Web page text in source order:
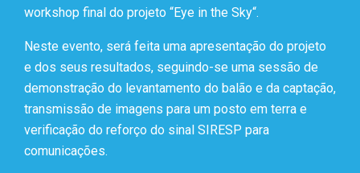
workshop final do projeto “Eye in the Sky“.
Neste evento, será feita uma apresentação do projeto
e dos seus resultados, seguindo-se uma sessão de
demonstração do levantamento do balão e da captação,
transmissão de imagens para um posto em terra e
verificação do reforço do sinal SIRESP para
comunicações.